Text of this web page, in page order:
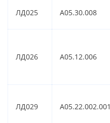
ЛД025 A05.30.008
ЛД026 A05.12.006
ЛД029 A05.22.002.001